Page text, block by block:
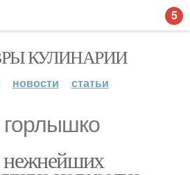
КУЛИНАРИИ
новости статьи
нежнейших
5